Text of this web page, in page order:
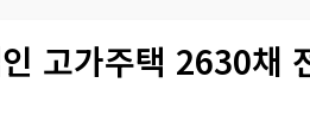
고가주택 2630채